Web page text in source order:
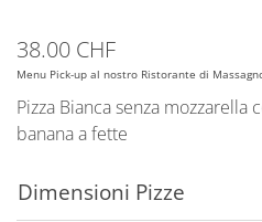
38.00 CHF
Menu Pick-up al nostro Ristorante di
Pizza Bianca senza mozzarella
banana a fette
Dimensioni Pizze